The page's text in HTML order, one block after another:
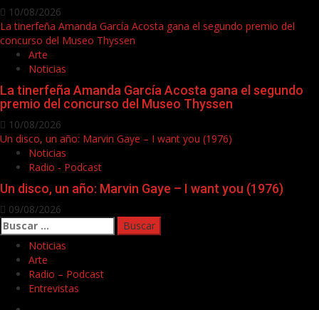
10/08/2026
La tinerfeña Amanda García Acosta gana el segundo premio del
concurso del Museo Thyssen
Arte
Noticias
La tinerfeña Amanda García Acosta gana el segundo
premio del concurso del Museo Thyssen
10/08/2026
Un disco, un año: Marvin Gaye – I want you (1976)
Noticias
Radio - Podcast
Un disco, un año: Marvin Gaye – I want you (1976)
09/08/2026
Buscar:
Noticias
Arte
Radio – Podcast
Entrevistas